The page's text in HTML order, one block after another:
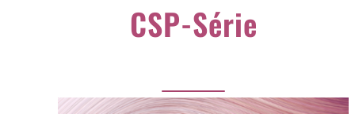
CSP-Série